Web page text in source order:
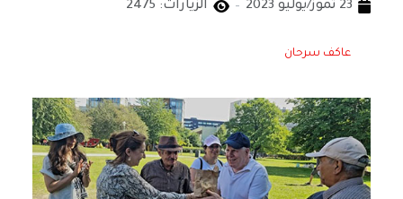
23 تموز/يوليو 2023
الزيارات: 2475
عاكف سرحان